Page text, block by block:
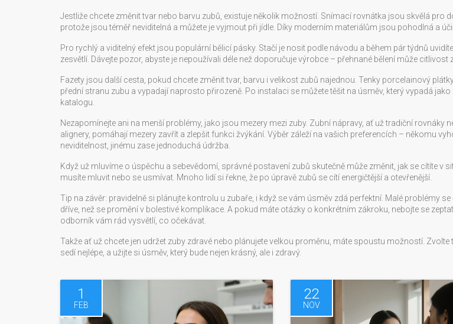
Jestliže chcete změnit tvar nebo barvu zubů, existuje několik možností. Snímací rovnátka jsou skvělá pro
protože jsou téměř neviditelná a můžete je vyjmout při jídle. Díky moderním materiálům jsou pohodlná a
Pro rychlý a viditelný efekt jsou populární bělicí pásky. Stačí je nosit podle návodu a během pár týdnů
zesvětlí. Dávejte pozor, abyste je nepoužívali déle než doporučuje výrobce – přehnané bělení může citlivost
Fazety jsou další cesta, pokud chcete změnit tvar, barvu i velikost zubů najednou. Tenky porcelainový
přední stranu zubu a vypadají naprosto přirozeně. Po instalaci se můžete těšit na úsměv, který vypadá jako
katalogu.
Nezapomínejte ani na menší problémy, jako jsou mezery mezi zuby. Zubní nápravy, ať už tradiční rovnáky
alignery, pomáhají mezery zavřít a zlepšit funkci žvýkání. Výběr záleží na vašich preferencích – někomu
neviditelnost, jinému zase jednoduchá údržba.
Když už mluvíme o úspěchu a sebevědomí, správné postavení zubů skutečně může změnit, jak se cítíte v
musíte mluvit nebo se usmívat. Mnoho lidí si řekne, že po úpravě zubů se cítí energičtější a otevřenější.
Tip na závěr: pravidelně si plánujte kontrolu u zubaře, i když se vám úsměv zdá perfektní. Malé problémy
dříve, než se promění v bolestivé komplikace. A pokud máte otázky o konkrétním zákroku, nebojte se
odborník vám rád vysvětlí, co očekávat.
Takže ať už chcete jen udržet zuby zdravé nebo plánujete velkou proměnu, máte spoustu možností. Zvolte
sedí nejlépe, a užijte si úsměv, který bude nejen krásný, ale i zdravý.
1
FEB
22
NOV